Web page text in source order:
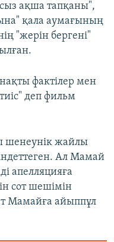
ақша тапқаны",
қала аумағының
"жерін бергені"
фактілер мен
деп фильм
шенеунік жайлы
Ал Мамай
апелляцияға
сот шешімін
Мамайға айыппұл